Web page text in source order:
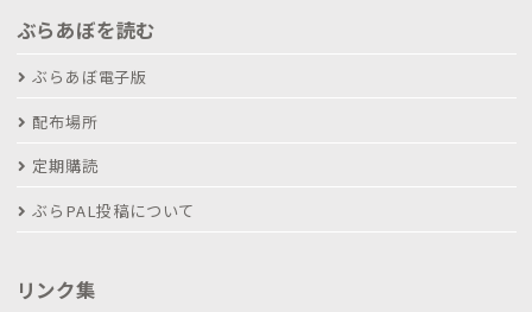
ぶらあぼを読む
ぶらあぼ電子版
配布場所
定期購読
ぶらPAL投稿について
リンク集